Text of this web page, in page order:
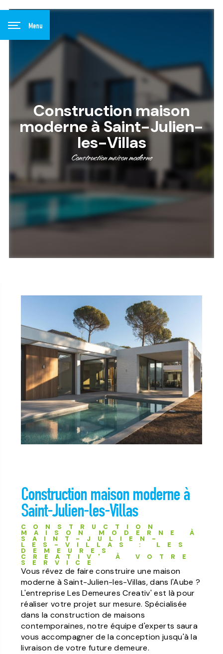
Menu
Construction maison
moderne à Saint-Julien-
les-Villas
Construction maison moderne
Construction maison moderne à
Saint-Julien-les-Villas
CONSTRUCTION
MAISON MODERNE À
SAINT-JULIEN-
LES-VILLAS : LES
DEMEURES
CREATIV' À VOTRE
SERVICE
Vous rêvez de faire construire une maison
moderne à Saint-Julien-les-Villas, dans l'Aube ?
L'entreprise Les Demeures Creativ' est là pour
réaliser votre projet sur mesure. Spécialisée
dans la construction de maisons
contemporaines, notre équipe d'experts saura
vous accompagner de la conception jusqu'à la
livraison de votre future demeure.